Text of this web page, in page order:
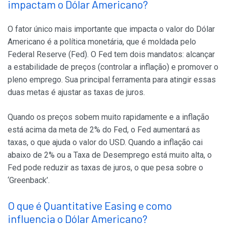
impactam o Dólar Americano?
O fator único mais importante que impacta o valor do Dólar
Americano é a política monetária, que é moldada pelo
Federal Reserve (Fed). O Fed tem dois mandatos: alcançar
a estabilidade de preços (controlar a inflação) e promover o
pleno emprego. Sua principal ferramenta para atingir essas
duas metas é ajustar as taxas de juros.
Quando os preços sobem muito rapidamente e a inflação
está acima da meta de 2% do Fed, o Fed aumentará as
taxas, o que ajuda o valor do USD. Quando a inflação cai
abaixo de 2% ou a Taxa de Desemprego está muito alta, o
Fed pode reduzir as taxas de juros, o que pesa sobre o
‘Greenback’.
O que é Quantitative Easing e como
influencia o Dólar Americano?